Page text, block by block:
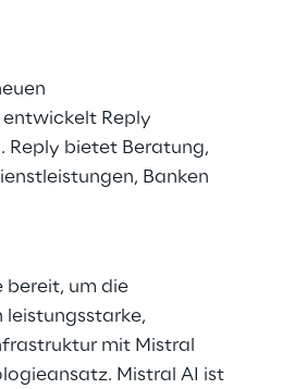
Reply
Reply bietet Beratung,
Banken
bereit, um die
leistungsstarke,
mit Mistral
Mistral AI ist